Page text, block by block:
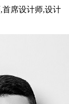
席设计师,设计